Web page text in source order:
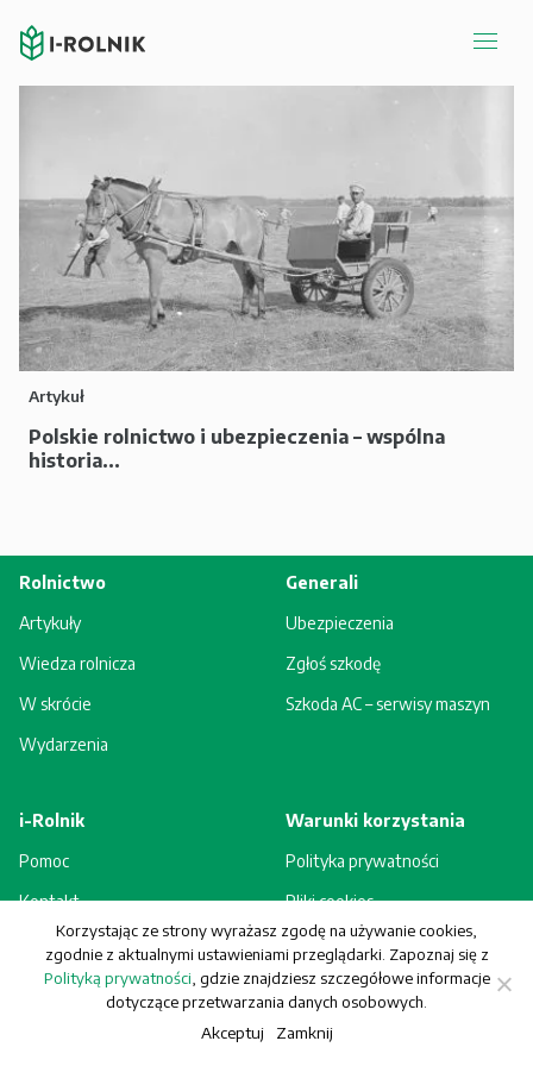
Artykuł
Polskie rolnictwo i ubezpieczenia – wspólna
historia...
Rolnictwo
Artykuły
Wiedza rolnicza
W skrócie
Wydarzenia
Generali
Ubezpieczenia
Zgłoś szkodę
Szkoda AC – serwisy maszyn
i-Rolnik
Pomoc
Kontakt
Rejestracja - korzyści
Warunki korzystania
Polityka prywatności
Pliki cookies
Regulamin
© Generali Towarzystwo Ubezpieczeń S.A. Wszelkie prawa zastrzeżone.
Korzystając ze strony wyrażasz zgodę na używanie cookies,
zgodnie z aktualnymi ustawieniami przeglądarki. Zapoznaj się z
Polityką prywatności , gdzie znajdziesz szczegółowe informacje
dotyczące przetwarzania danych osobowych.
Akceptuj Zamknij